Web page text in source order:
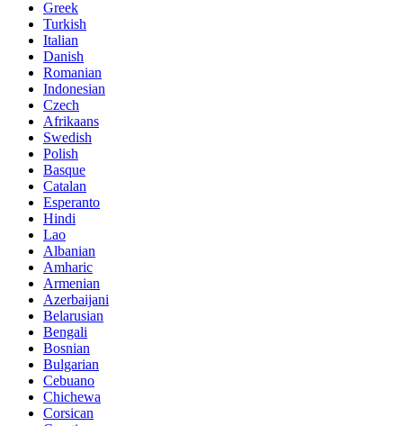
Greek
Turkish
Italian
Danish
Romanian
Indonesian
Czech
Afrikaans
Swedish
Polish
Basque
Catalan
Esperanto
Hindi
Lao
Albanian
Amharic
Armenian
Azerbaijani
Belarusian
Bengali
Bosnian
Bulgarian
Cebuano
Chichewa
Corsican